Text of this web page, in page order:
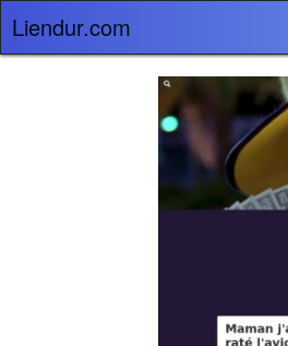
Liendur.com